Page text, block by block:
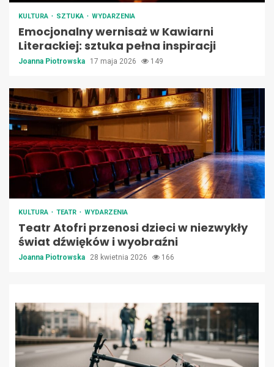
KULTURA SZTUKA WYDARZENIA
Emocjonalny wernisaż w Kawiarni
Literackiej: sztuka pełna inspiracji
Joanna Piotrowska 17 maja 2026 149
KULTURA TEATR WYDARZENIA
Teatr Atofri przenosi dzieci w niezwykły
świat dźwięków i wyobraźni
Joanna Piotrowska 28 kwietnia 2026 166